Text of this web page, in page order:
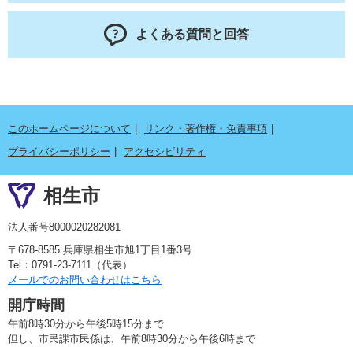
よくある質問と回答
このホームページについて
リンク・著作権・免責事項
プライバシーポリシー
アクセシビリティ
相生市
法人番号8000020282081
〒678-8585 兵庫県相生市旭1丁目1番3号
Tel：0791-23-7111（代表）
メールでのお問い合わせはこちら
開庁時間
午前8時30分から午後5時15分まで
但し、市民課市民係は、午前8時30分から午後6時まで